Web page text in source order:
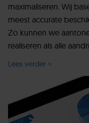
maximaliseren. Wij
meest accurate
Zo kunnen we
realiseren als alle
Lees verder >